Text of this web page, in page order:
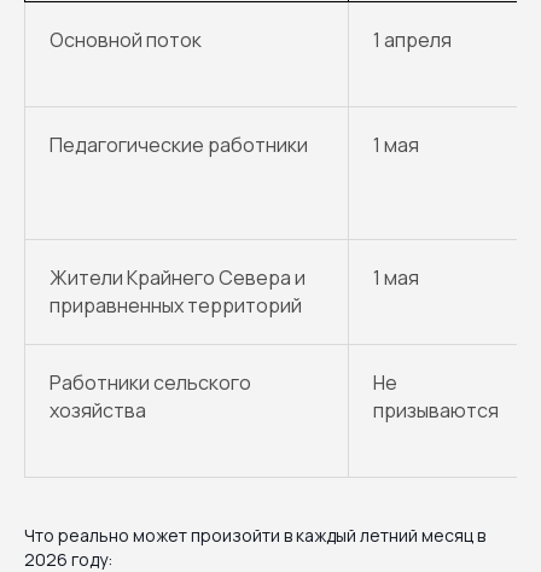
Основной поток 1 апреля
Педагогические работники 1 мая
Жители Крайнего Севера и
приравненных территорий
1 мая
Работники сельского
хозяйства
Не
призываются
Что реально может произойти в каждый летний месяц в
2026 году: